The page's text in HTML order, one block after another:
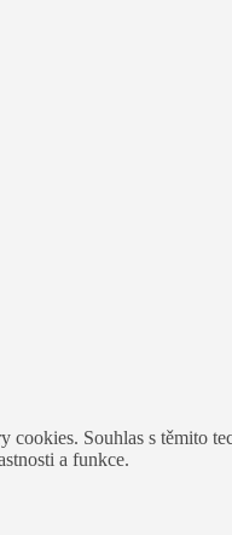
Souhlas s těmito
a funkce.